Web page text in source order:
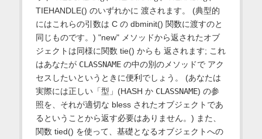
TIEHANDLE() のいずれかに 渡されます。 (典型的
にはこれらの引数は C の dbminit() 関数に渡すのと
同じものです。) "new" メソッドから返されたオブ
ジェクトは同様に関数 tie() からも 返されます; これ
はあなたが CLASSNAMEの中の別のメソッドで アク
セスしたいというときに便利でしょう。 (あなたは
実際には正しい「型」(HASH か CLASSNAME) の参
照を、それが適切な bless されたオブジェクトであ
るということから返す必要はありません。) また、
関数 tied() を使って、基礎となるオブジェクトへの